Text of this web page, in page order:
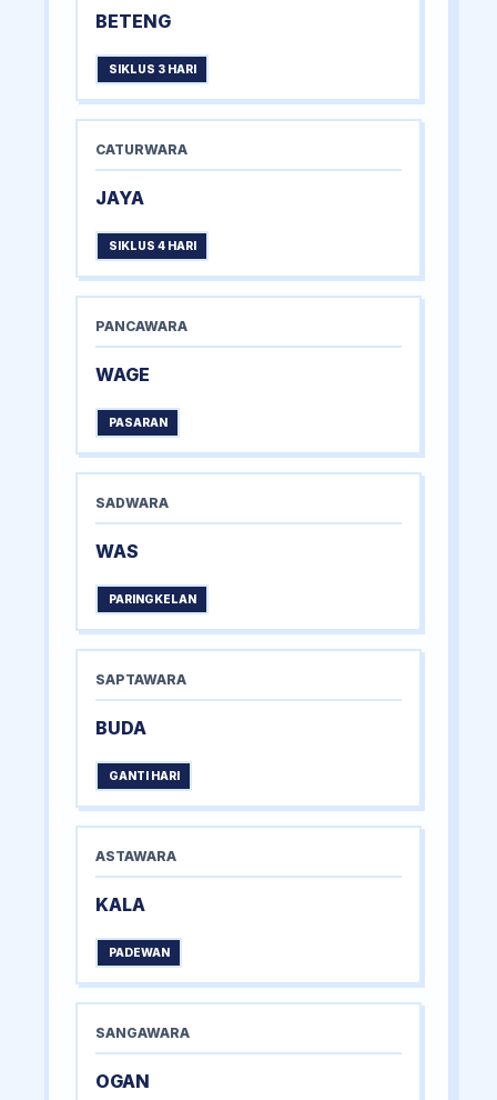
BETENG
SIKLUS 3 HARI
CATURWARA
JAYA
SIKLUS 4 HARI
PANCAWARA
WAGE
PASARAN
SADWARA
WAS
PARINGKELAN
SAPTAWARA
BUDA
GANTI HARI
ASTAWARA
KALA
PADEWAN
SANGAWARA
OGAN